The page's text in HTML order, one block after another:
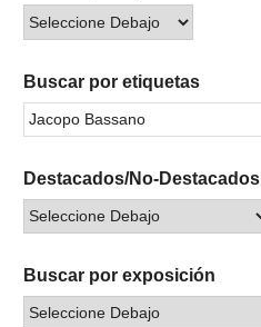
Buscar por etiquetas
Destacados/No-Destacados
Buscar por exposición